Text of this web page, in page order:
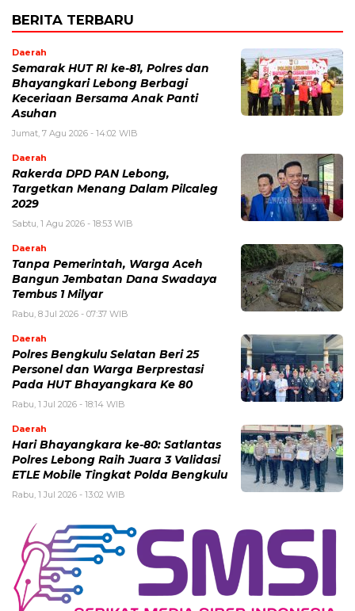
BERITA TERBARU
Daerah
Semarak HUT RI ke-81, Polres dan
Bhayangkari Lebong Berbagi
Keceriaan Bersama Anak Panti
Asuhan
Jumat, 7 Agu 2026 - 14:02 WIB
Daerah
Rakerda DPD PAN Lebong,
Targetkan Menang Dalam Pilcaleg
2029
Sabtu, 1 Agu 2026 - 18:53 WIB
Daerah
Tanpa Pemerintah, Warga Aceh
Bangun Jembatan Dana Swadaya
Tembus 1 Milyar
Rabu, 8 Jul 2026 - 07:37 WIB
Daerah
Polres Bengkulu Selatan Beri 25
Personel dan Warga Berprestasi
Pada HUT Bhayangkara Ke 80
Rabu, 1 Jul 2026 - 18:14 WIB
Daerah
Hari Bhayangkara ke-80: Satlantas
Polres Lebong Raih Juara 3 Validasi
ETLE Mobile Tingkat Polda Bengkulu
Rabu, 1 Jul 2026 - 13:02 WIB